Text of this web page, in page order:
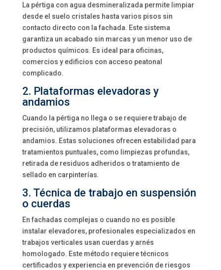
La pértiga con agua desmineralizada permite limpiar
desde el suelo cristales hasta varios pisos sin
contacto directo con la fachada. Este sistema
garantiza un acabado sin marcas y un menor uso de
productos químicos. Es ideal para oficinas,
comercios y edificios con acceso peatonal
complicado.
2. Plataformas elevadoras y
andamios
Cuando la pértiga no llega o se requiere trabajo de
precisión, utilizamos plataformas elevadoras o
andamios. Estas soluciones ofrecen estabilidad para
tratamientos puntuales, como limpiezas profundas,
retirada de residuos adheridos o tratamiento de
sellado en carpinterías.
3. Técnica de trabajo en suspensión
o cuerdas
En fachadas complejas o cuando no es posible
instalar elevadores, profesionales especializados en
trabajos verticales usan cuerdas y arnés
homologado. Este método requiere técnicos
certificados y experiencia en prevención de riesgos